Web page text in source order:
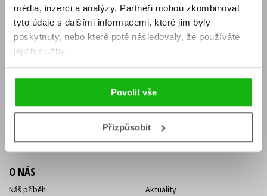
média, inzerci a analýzy. Partneři mohou zkombinovat
tyto údaje s dalšími informacemi, které jim byly
poskytnuty, nebo které poté následovaly, že používáte
jejich služby.
Povolit vše
Přizpůsobit
Aktuality
Naši autoři
Obchodní podmínky
Jak nakoupit
Knižní novinky
Dárkové poukazy
Affiliate program
KONTAKTY
Sídlo společnosti
Kontakty Albatros Media
O NÁS
Náš příběh
Aktuality